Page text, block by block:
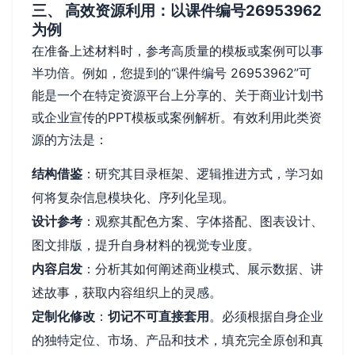
三、 高效资源利用：以课件编号26953962
为例
在准备上述材料时，参考高质量的模板或案例可以事
半功倍。例如，您提到的“课件编号 26953962”可
能是一个在特定资源平台上分享的、关于商业计划书
或企业宣传的PPT模板或案例解析。有效利用此类资
源的方法是：
结构借鉴 ：研究其目录框架、逻辑推进方式，学习如
何将复杂信息模块化、序列化呈现。
设计参考 ：观察其配色方案、字体搭配、图表设计、
图文排版，提升自身材料的视觉专业度。
内容启发 ：分析其如何阐述商业模式、展示数据、讲
述故事，获取内容组织上的灵感。
定制化修改 ： 切记不可直接套用。必须根据自身企业
的独特定位、市场、产品和技术，填充完全原创和真